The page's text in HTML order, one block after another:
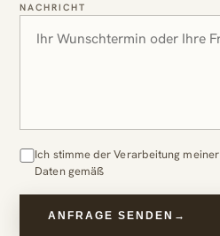
NACHRICHT
Ich stimme der Verarbeitung meiner
Daten gemäß
ANFRAGE SENDEN →